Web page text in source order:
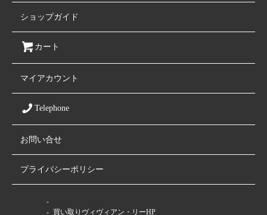
ショップガイド
カート
マイアカウント
Telephone
お問い合せ
プライバシーポリシー
買い取りヴィヴィアン・リーHP